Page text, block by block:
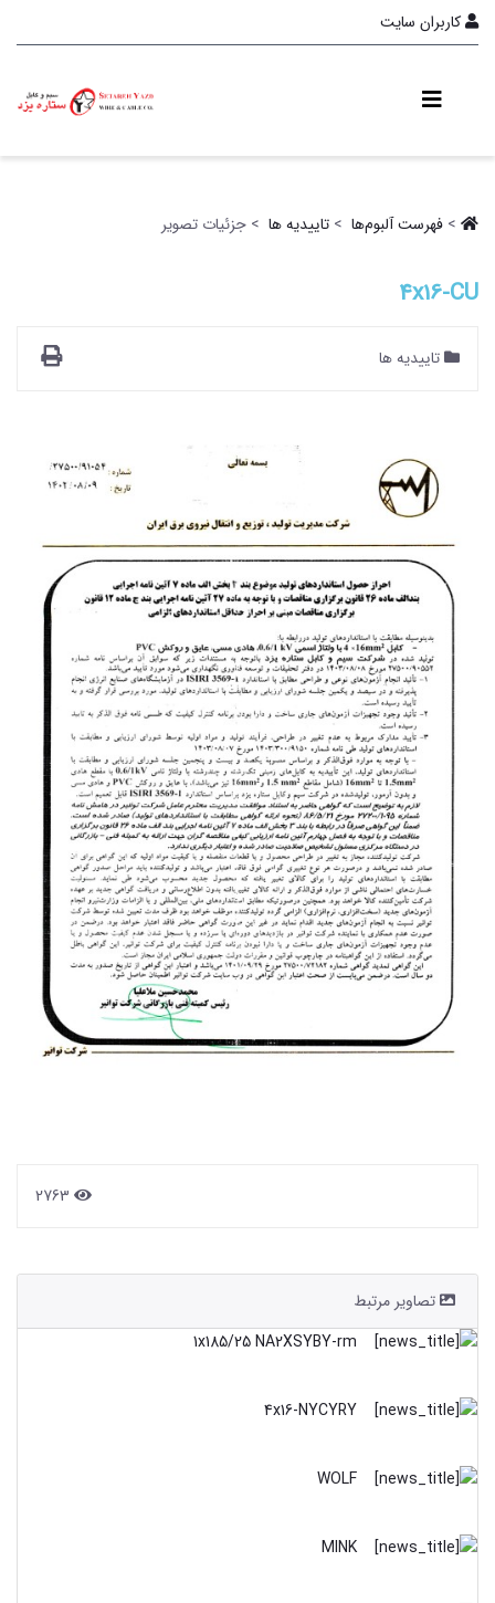
کاربران سایت
> فهرست آلبو‌م‌ها ‏ > تاییدیه ها ‏ > جزئیات تصویر
4x16-CU
تاییدیه ها
2763
تصاویر مرتبط
1x185/25 NA2XSYBY-rm
4x16-NYCYRY
WOLF
MINK